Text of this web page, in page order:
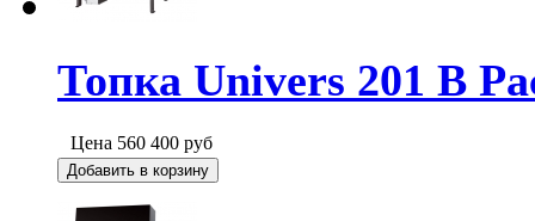
Топка Univers 201 B
Цена 560 400 руб
Добавить в корзину